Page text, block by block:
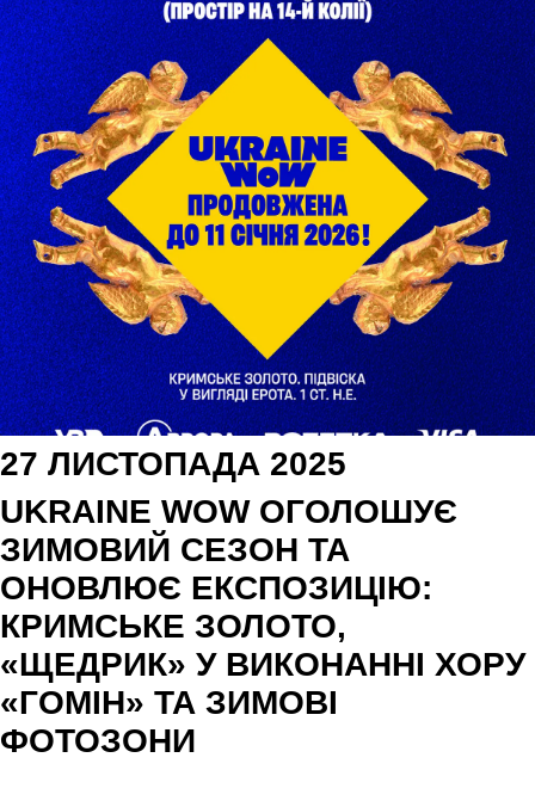
27 ЛИСТОПАДА 2025
UKRAINE WOW ОГОЛОШУЄ
ЗИМОВИЙ СЕЗОН ТА
ОНОВЛЮЄ ЕКСПОЗИЦІЮ:
КРИМСЬКЕ ЗОЛОТО,
«ЩЕДРИК» У ВИКОНАННІ ХОРУ
«ГОМІН» ТА ЗИМОВІ
ФОТОЗОНИ